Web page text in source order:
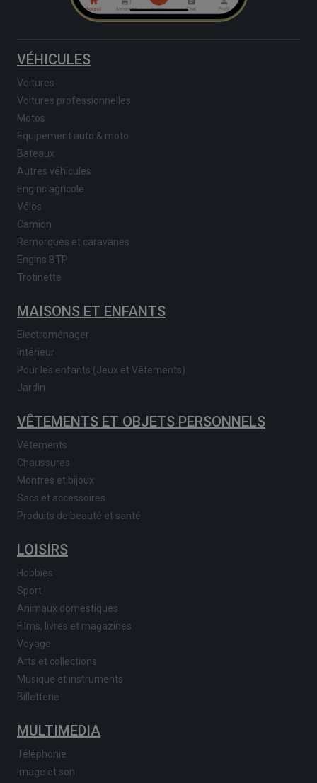
VÉHICULES
Voitures
Voitures professionnelles
Motos
Equipement auto & moto
Bateaux
Autres véhicules
Engins agricole
Vélos
Camion
Remorques et caravanes
Engins BTP
Trotinette
MAISONS ET ENFANTS
Electroménager
Intérieur
Pour les enfants (Jeux et Vêtements)
Jardin
VÊTEMENTS ET OBJETS PERSONNELS
Vêtements
Chaussures
Montres et bijoux
Sacs et accessoires
Produits de beauté et santé
LOISIRS
Hobbies
Sport
Animaux domestiques
Films, livres et magazines
Voyage
Arts et collections
Musique et instruments
Billetterie
MULTIMEDIA
Téléphonie
Image et son